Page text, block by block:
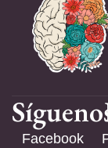
Facebook